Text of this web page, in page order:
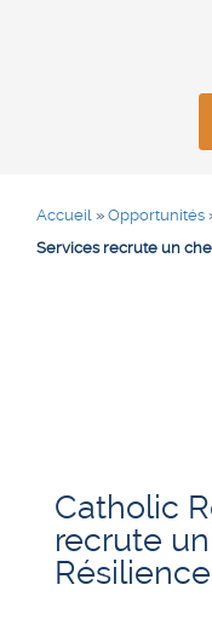
Accueil » Opportunités
Services recrute un
Catholic
recrute